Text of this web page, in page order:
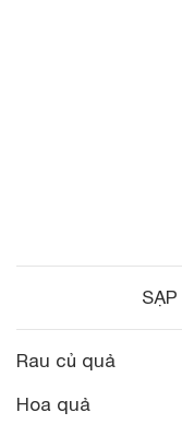
Rau củ quả
Hoa quả